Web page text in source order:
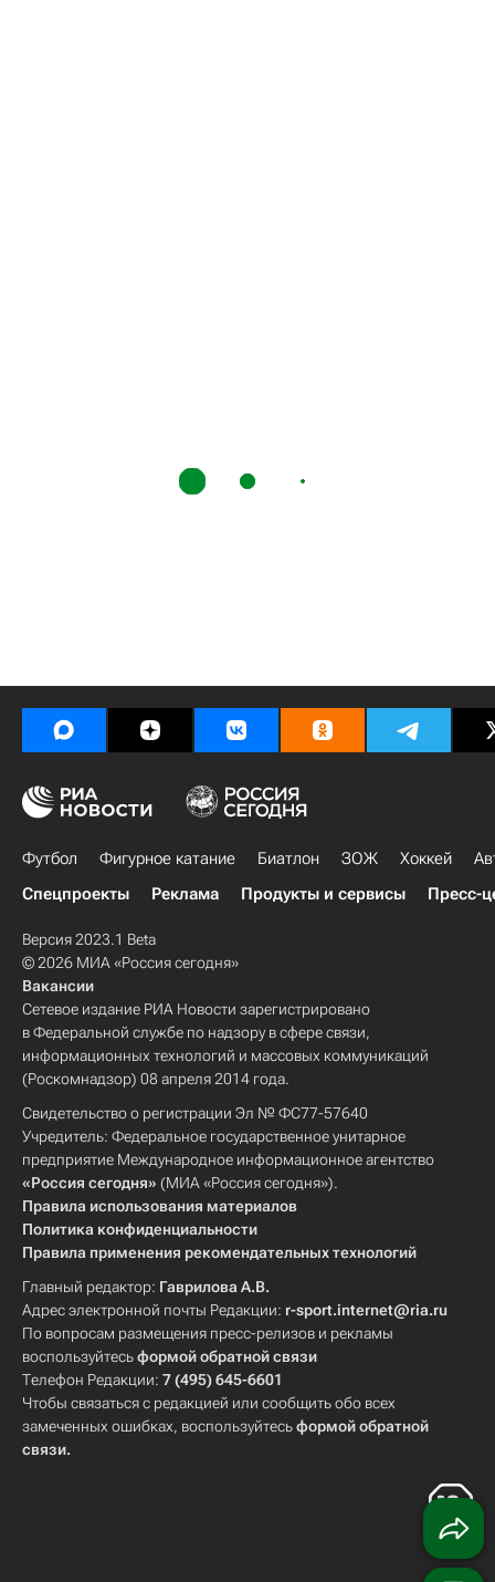
Футбол Фигурное катание Биатлон ЗОЖ Хоккей
Спецпроекты
Реклама Продукты и сервисы Пресс-
Версия 2023.1 Beta
© 2026 МИА «Россия сегодня»
Вакансии
Сетевое издание РИА Новости зарегистрировано
в Федеральной службе по надзору в сфере связи,
информационных технологий и массовых коммуникаций
(Роскомнадзор) 08 апреля 2014 года.
Свидетельство о регистрации Эл № ФС77-57640
Учредитель: Федеральное государственное унитарное
предприятие Международное информационное агентство
«Россия сегодня» (МИА «Россия сегодня»).
Правила использования материалов
Политика конфиденциальности
Правила применения рекомендательных технологий
Главный редактор: Гаврилова А.В.
Адрес электронной почты Редакции: r-sport.internet@ria.ru
По вопросам размещения пресс-релизов и рекламы
воспользуйтесьформой обратной связи
Телефон Редакции: 7 (495) 645-6601
Чтобы связаться с редакцией или сообщить обо всех
замеченных ошибках, воспользуйтесьформой обратной
связи.